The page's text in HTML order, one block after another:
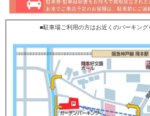
■駐車場ご利用の方はお近くのパーキン